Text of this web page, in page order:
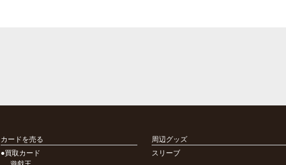
カードを売る
●買取カード
周辺グッズ
スリーブ